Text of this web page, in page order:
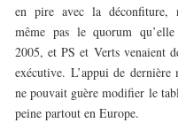
en pire avec la déconfiture,
même pas le quorum
2005, et PS et Verts venaient
exécutive. L’appui de
ne pouvait guère modifier le
peine partout en Europe.